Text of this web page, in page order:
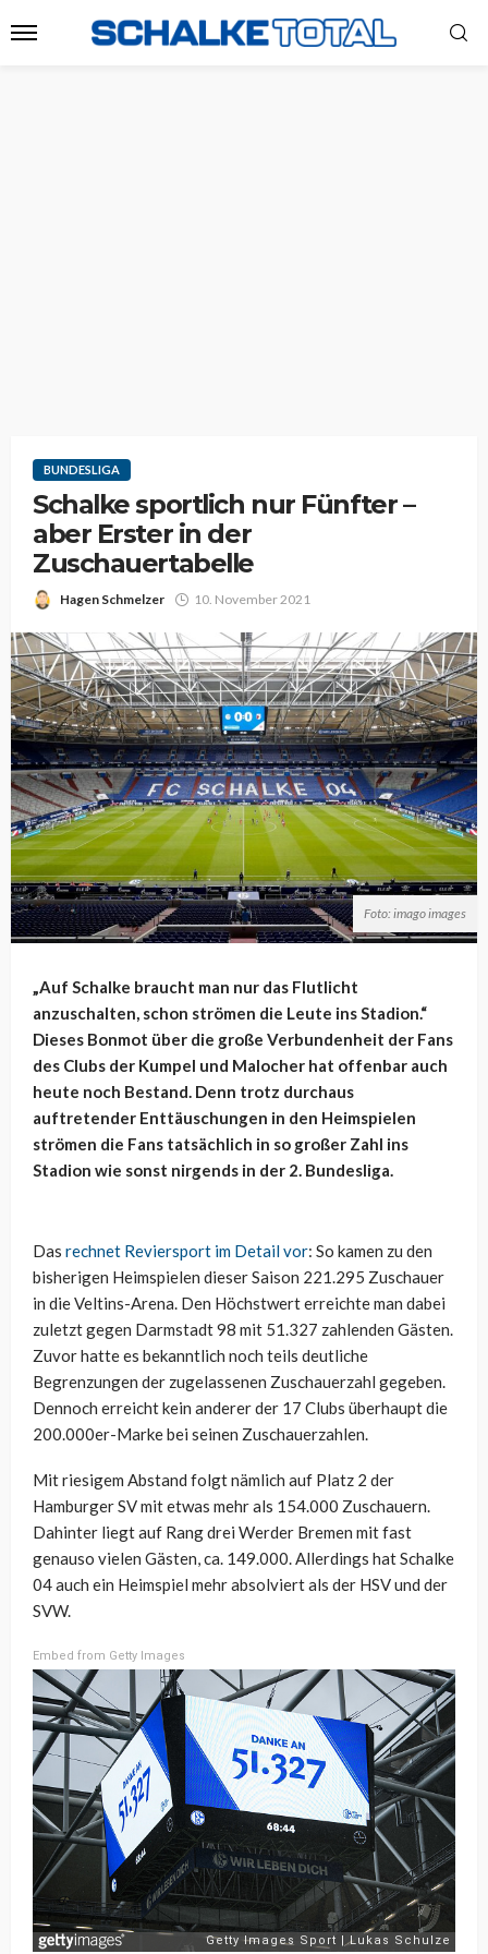
BUNDESLIGA
Schalke sportlich nur Fünfter –
aber Erster in der
Zuschauertabelle
Hagen Schmelzer 10. November 2021
Foto: imago images
„Auf Schalke braucht man nur das Flutlicht
anzuschalten, schon strömen die Leute ins Stadion.“
Dieses Bonmot über die große Verbundenheit der Fans
des Clubs der Kumpel und Malocher hat offenbar auch
heute noch Bestand. Denn trotz durchaus
auftretender Enttäuschungen in den Heimspielen
strömen die Fans tatsächlich in so großer Zahl ins
Stadion wie sonst nirgends in der 2. Bundesliga.
Das rechnet Reviersport im Detail vor: So kamen zu den
bisherigen Heimspielen dieser Saison 221.295 Zuschauer
in die Veltins-Arena. Den Höchstwert erreichte man dabei
zuletzt gegen Darmstadt 98 mit 51.327 zahlenden Gästen.
Zuvor hatte es bekanntlich noch teils deutliche
Begrenzungen der zugelassenen Zuschauerzahl gegeben.
Dennoch erreicht kein anderer der 17 Clubs überhaupt die
200.000er-Marke bei seinen Zuschauerzahlen.
Mit riesigem Abstand folgt nämlich auf Platz 2 der
Hamburger SV mit etwas mehr als 154.000 Zuschauern.
Dahinter liegt auf Rang drei Werder Bremen mit fast
genauso vielen Gästen, ca. 149.000. Allerdings hat Schalke
04 auch ein Heimspiel mehr absolviert als der HSV und der
SVW.
Embed from Getty Images